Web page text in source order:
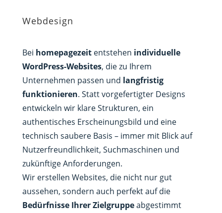
Webdesign
Bei homepagezeitentstehen individuelle
WordPress-Websites, die zu Ihrem
Unternehmen passen und langfristig
funktionieren. Statt vorgefertigter Designs
entwickeln wir klare Strukturen, ein
authentisches Erscheinungsbild und eine
technisch saubere Basis – immer mit Blick auf
Nutzerfreundlichkeit, Suchmaschinen und
zukünftige Anforderungen.
Wir erstellen Websites, die nicht nur gut
aussehen, sondern auch perfekt auf die
Bedürfnisse Ihrer Zielgruppeabgestimmt